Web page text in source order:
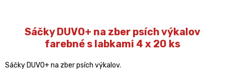
Sáčky DUVO+ na zber psích výkalov
farebné s labkami 4 x 20 ks
Sáčky DUVO+ na zber psích výkalov.